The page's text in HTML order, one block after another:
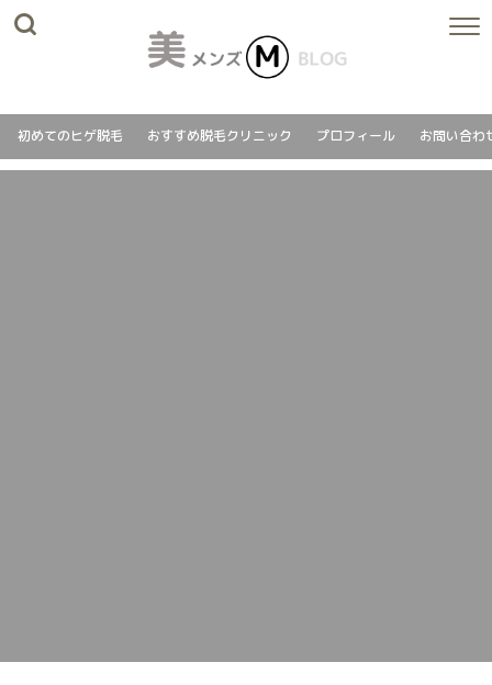
初めてのヒゲ脱毛 おすすめ脱毛クリニック プロフィール お問い合わ